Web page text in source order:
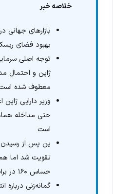
خلاصه خبر
بازارهای جهانی
بهبود فضای
توجه اصلی
ژاپن و احتمال
معطوف شده
وزیر دارایی
حتی مداخله
است
تقویت شد اما
حساس ۱۶۰ در برابر دلار است
گمانه‌زنی درباره